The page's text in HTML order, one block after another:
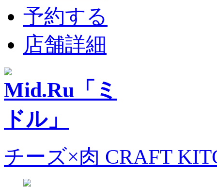
予約する
店舗詳細
チーズ×肉 CRAFT